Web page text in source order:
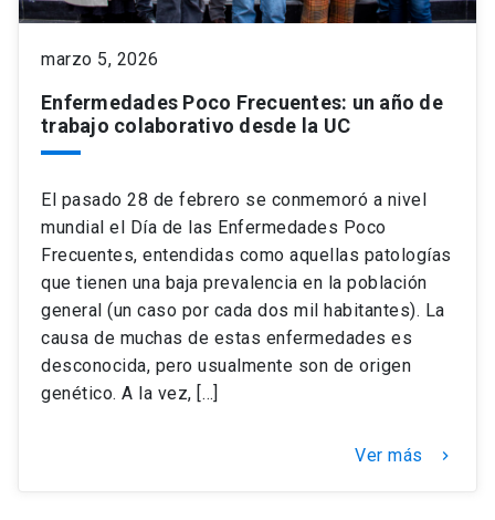
Académicos
Consejo de Facultad
Documentos FCB
Dirección Investigación
Grupos de Investigación
FCB en el Territorio
Redes Internacionales
Estudiantes
Pregrado
Centro de Estudiantes
Publicaciones
marzo 5, 2026
Enfermedades Poco Frecuentes: un año de
trabajo colaborativo desde la UC
El pasado 28 de febrero se conmemoró a nivel
mundial el Día de las Enfermedades Poco
Frecuentes, entendidas como aquellas patologías
que tienen una baja prevalencia en la población
general (un caso por cada dos mil habitantes). La
causa de muchas de estas enfermedades es
desconocida, pero usualmente son de origen
genético. A la vez, […]
Ver más keyboard_arrow_right